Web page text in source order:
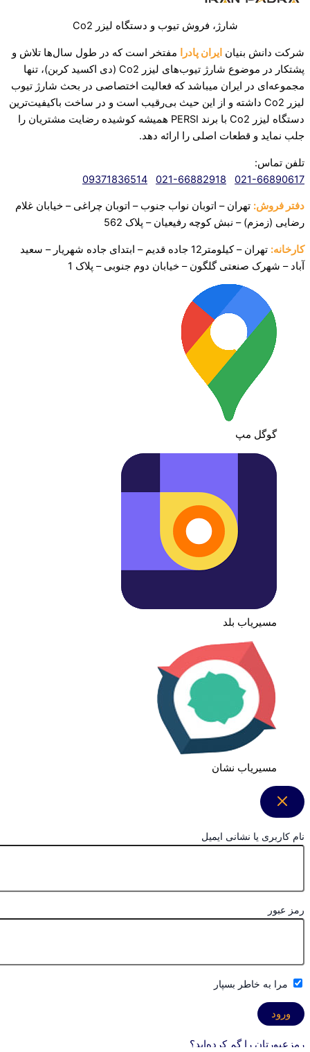
شارژ، فروش تیوب و دستگاه لیزر Co2
شرکت دانش بنیان ایران پادرا
مفتخر است که در طول سال‌ها تلاش و
پشتکار در موضوع شارژ تیوب‌های لیزر Co2 (دی اکسید کربن)، تنها
مجموعه‌ای در ایران میباشد که فعالیت اختصاصی در بحث شارژ تیوب
لیزر Co2 داشته و از این حیث بی‌رقیب است و در ساخت باکیفیت‌ترین
دستگاه لیزر Co2 با برند PERSI همیشه کوشیده رضایت مشتریان را
جلب نماید و قطعات اصلی را ارائه دهد.‌
تلفن تماس:
021-66890617
021-66882918
09371836514
دفتر فروش: تهران – اتوبان نواب جنوب – اتوبان چراغی – خیابان غلام
رضایی (زمزم) – نبش کوچه رفیعیان – پلاک 562
کارخانه:
تهران – کیلومتر12 جاده قدیم – ابتدای جاده شهریار – سعید
آباد – شهرک صنعتیگلگون – خیابان دوم جنوبی – پلاک 1
گوگل مپ
مسیریاب بلد
مسیریاب نشان
نام کاربری یا نشانی ایمیل
رمز عبور
مرا به خاطر بسپار
رمزعبورتان را گم کرده‌اید؟